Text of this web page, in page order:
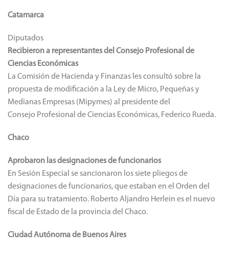
Catamarca
Diputados
Recibieron a representantes del Consejo Profesional de
Ciencias Económicas
La Comisión de Hacienda y Finanzas les consultó sobre la
propuesta de modificación a la Ley de Micro, Pequeñas y
Medianas Empresas (Mipymes) al presidente del
Consejo Profesional de Ciencias Económicas, Federico Rueda.
Chaco
Aprobaron las designaciones de funcionarios
En Sesión Especial se sancionaron los siete pliegos de
designaciones de funcionarios, que estaban en el Orden del
Día para su tratamiento. Roberto Aljandro Herlein es el nuevo
fiscal de Estado de la provincia del Chaco.
Ciudad Autónoma de Buenos Aires